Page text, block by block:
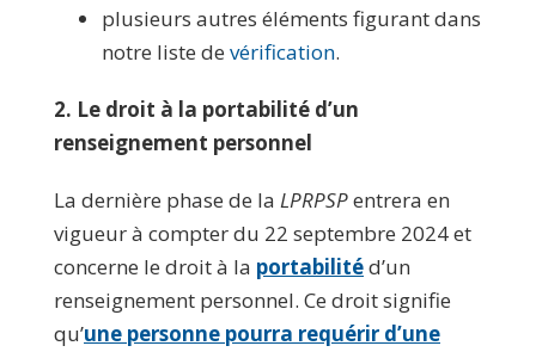
plusieurs autres éléments figurant dans
notre liste de vérification.
2. Le droit à la portabilité d’un
renseignement personnel
La dernière phase de la LPRPSPentrera en
vigueur à compter du 22 septembre 2024 et
concerne le droit à la portabilitéd’un
renseignement personnel. Ce droit signifie
qu’une personne pourra requérir d’une